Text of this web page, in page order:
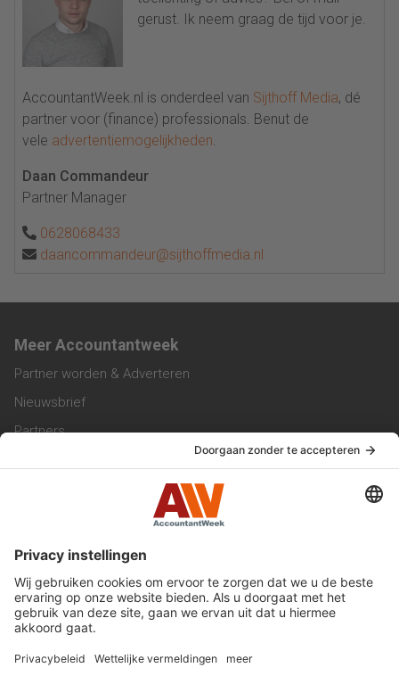
gerust. Ik neem graag de tijd voor je.
AccountantWeek.nl is onderdeel van Sijthoff Media, dé
partner voor (finance) professionals. Benut de
vele advertentiemogelijkheden.
Daan Commandeur
Partner Manager
0628068433
daancommandeur@sijthoffmedia.nl
Meer Accountantweek
Partner worden & Adverteren
Nieuwsbrief
Partners
Werken bij ons
Privacy Statement
Algemene Voorwaarden
Privacyinstellingen